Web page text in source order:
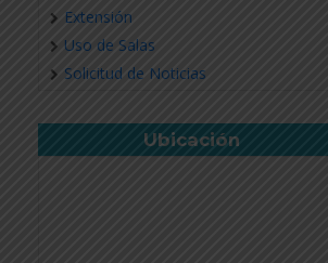
Extensión
Uso de Salas
Solicitud de Noticias
Ubicación